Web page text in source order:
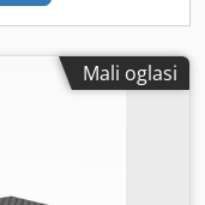
Mali oglasi